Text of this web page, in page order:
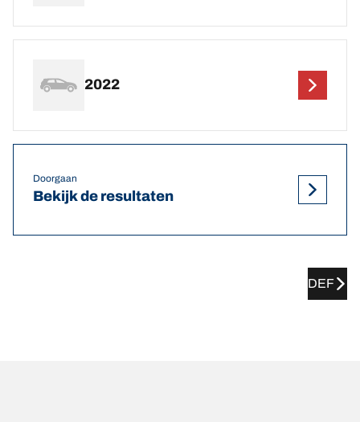
2022
Doorgaan
Bekijk de resultaten
DEF